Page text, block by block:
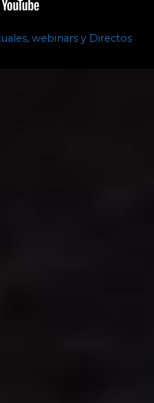
webinars y Directos